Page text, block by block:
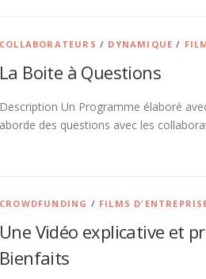
COLLABORATEURS / DYNAMIQUE /
La Boite à Questions
Description Un Programme élaboré
aborde des questions avec les
CROWDFUNDING / FILMS
Une Vidéo explicative et
Bienfaits